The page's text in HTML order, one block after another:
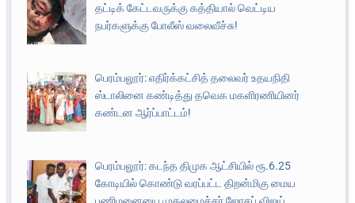
தட்டிக் கேட்டவருக்கு கத்தியால் வெட்டிய
நபர்களுக்கு போலீஸ் வலைவீச்சு!
பெரம்பலூர்: எதிர்க்கட்சித் தலைவர் உதயநிதி
ஸ்டாலினை கண்டித்து தவெக மகளிரணியினர்
கண்டன ஆர்ப்பாட்டம்!
பெரம்பலூர்: கடந்த திமுக ஆட்சியில் ரூ.6.25
கோடியில் கொண்டு வரப்பட்ட திறன்மிகு மைய